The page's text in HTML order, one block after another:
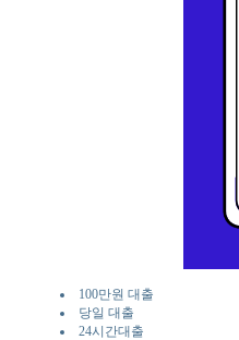
100만원 대출
당일 대출
24시간대출